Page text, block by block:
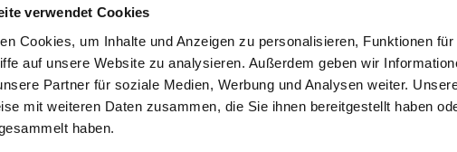
verwendet Cookies
Cookies, um Inhalte und Anzeigen zu personalisieren, Funktionen
auf unsere Website zu analysieren. Außerdem geben wir
Partner für soziale Medien, Werbung und Analysen weiter.
mit weiteren Daten zusammen, die Sie ihnen bereitgestellt haben
haben.